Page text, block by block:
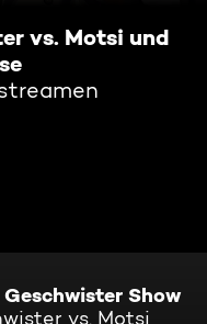
vs. Motsi und
Show
vs. Motsi